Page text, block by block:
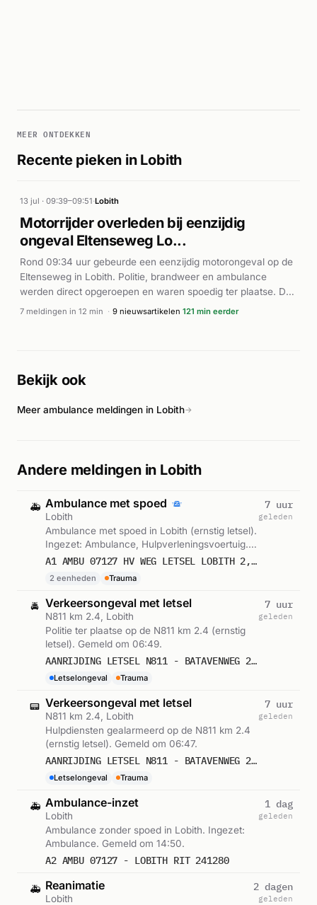
MEER ONTDEKKEN
Recente pieken in Lobith
13 jul · 09:39–09:51·Lobith
Motorrijder overleden bij eenzijdig
ongeval Eltenseweg Lo...
Rond 09:34 uur gebeurde een eenzijdig motorongeval op de
Eltenseweg in Lobith. Politie, brandweer en ambulance
werden direct opgeroepen en waren spoedig ter plaatse. De
brandweer reed uit met spoed (P1) en werd daarna
bezweken. Het was een eenzijdig ongeval waarbij geen
het ongeval is niet nader bekend.
7 meldingen in 12 min · 9 nieuwsartikelen 121 min eerder
Bekijk ook
Meer ambulance meldingen in Lobith→
Andere meldingen in Lobith
🚑 Ambulance met spoed
Lobith
Ambulance met spoed in Lobith (ernstig letsel).
Ingezet: Ambulance, Hulpverleningsvoertuig.
Gemeld om 06:49.
A1 AMBU 07127 HV WEG LETSEL LOBITH 2,4 RIT 242958
2 eenheden Trauma
7 uur
geleden
🚔 Verkeersongeval met letsel
N811 km 2.4, Lobith
Politie ter plaatse op de N811 km 2.4 (ernstig
letsel). Gemeld om 06:49.
AANRIJDING LETSEL N811 - BATAVENWEG 2,4 LOBITH 597759
Letselongeval Trauma
7 uur
geleden
📟 Verkeersongeval met letsel
N811 km 2.4, Lobith
Hulpdiensten gealarmeerd op de N811 km 2.4
(ernstig letsel). Gemeld om 06:47.
AANRIJDING LETSEL N811 - BATAVENWEG 2,4 LOBITH 597759
Letselongeval Trauma
7 uur
geleden
🚑 Ambulance-inzet
Lobith
Ambulance zonder spoed in Lobith. Ingezet:
Ambulance. Gemeld om 14:50.
A2 AMBU 07127 - LOBITH RIT 241280
1 dag
geleden
🚑 Reanimatie
Lobith
2 dagen
geleden